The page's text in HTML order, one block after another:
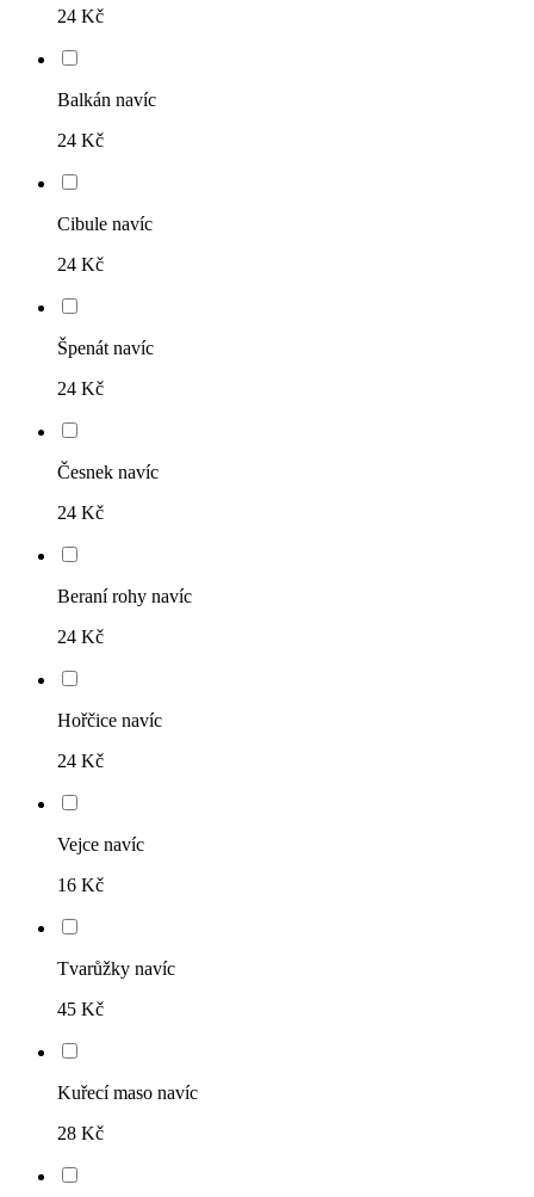
24 Kč
Balkán navíc
24 Kč
Cibule navíc
24 Kč
Špenát navíc
24 Kč
Česnek navíc
24 Kč
Beraní rohy navíc
24 Kč
Hořčice navíc
24 Kč
Vejce navíc
16 Kč
Tvarůžky navíc
45 Kč
Kuřecí maso navíc
28 Kč